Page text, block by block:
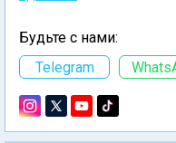
Будьте с нами:
Telegram